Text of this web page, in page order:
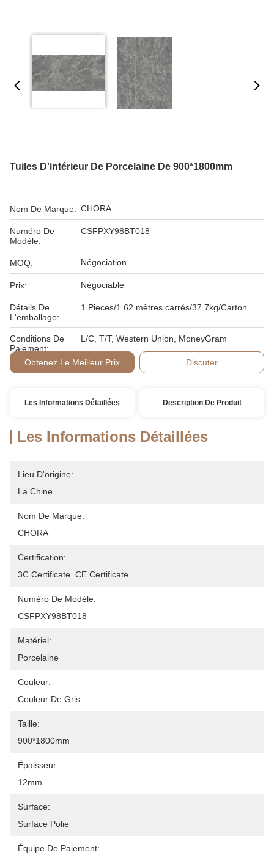
Tuiles D'intérieur De Porcelaine De 900*1800mm
Nom De Marque: CHORA
Numéro De
Modèle:
CSFPXY98BT018
MOQ: Négociation
Prix: Négociable
Détails De
L'emballage:
1 Pieces/1.62 mètres carrés/37.7kg/Carton
Conditions De
Paiement:
L/C, T/T, Western Union, MoneyGram
Obtenez Le Meilleur Prix Discuter
Les Informations Détaillées Description De Produit
Les Informations Détaillées
Lieu D'origine:
La Chine
Nom De Marque:
CHORA
Certification:
3C Certificate  CE Certificate
Numéro De Modèle:
CSFPXY98BT018
Matériel:
Porcelaine
Couleur:
Couleur De Gris
Taille:
900*1800mm
Épaisseur:
12mm
Surface:
Surface Polie
Équipe De Paiement: